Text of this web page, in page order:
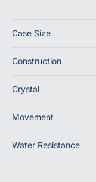
Case Size
Construction
Crystal
Movement
Water Resistance